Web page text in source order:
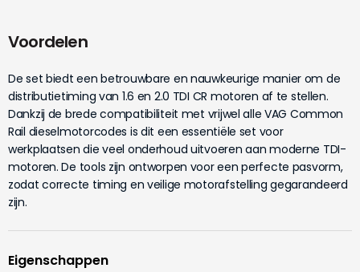
Voordelen
De set biedt een betrouwbare en nauwkeurige manier om de
distributietiming van 1.6 en 2.0 TDI CR motoren af te stellen.
Dankzij de brede compatibiliteit met vrijwel alle VAG Common
Rail dieselmotorcodes is dit een essentiële set voor
werkplaatsen die veel onderhoud uitvoeren aan moderne TDI-
motoren. De tools zijn ontworpen voor een perfecte pasvorm,
zodat correcte timing en veilige motorafstelling gegarandeerd
zijn.
Eigenschappen